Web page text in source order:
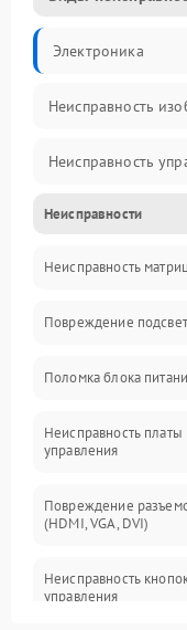
Электроника
Неисправность
Неисправность
Неисправность
Прочие
Неисправность
Механические
Неисправности
Неисправность
Повреждение
Поломка блока
Неисправность платы
управления
Повреждение
(HDMI, VGA, DVI)
Неисправность
управления